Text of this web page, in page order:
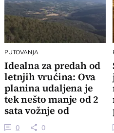
PUTOVANJA
Idealna za predah od
letnjih vrućina: Ova
planina udaljena je
tek nešto manje od 2
sata vožnje od
Beograda
0 0